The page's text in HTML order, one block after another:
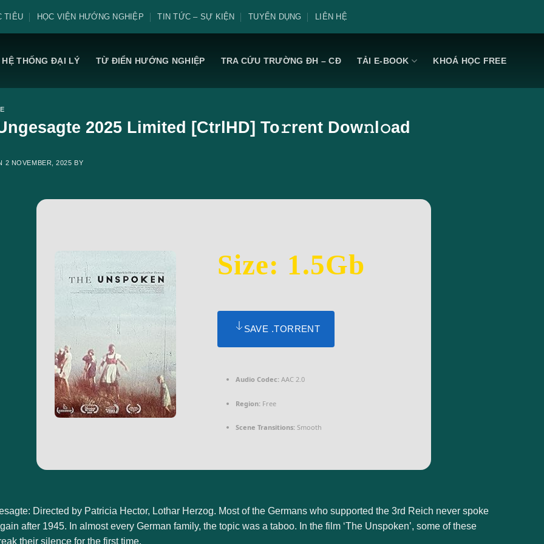
TIÊU HỌC VIỆN HƯỚNG NGHIỆP TIN TỨC – SỰ KIỆN TUYỂN DỤNG LIÊN HỆ
HỆ THỐNG ĐẠI LÝ TỪ ĐIỂN HƯỚNG NGHIỆP TRA CỨU TRƯỜNG ĐH – CĐ TẢI E-BOOK KHOÁ HỌC FREE
2025 Limited [CtrlHD] To𝚛rent Dow𝚗l𝚘ad
2 NOVEMBER, 2025 BY
Size: 1.5Gb
SAVE .TORRENT
Audio Codec:AAC 2.0
Region:Free
Scene Transitions:Smooth
Directed by Patricia Hector, Lothar Herzog. Most of the Germans who supported the 3rd Reich never spoke
after 1945. In almost every German family, the topic was a taboo. In the film ‘The Unspoken’, some of these
their silence for the first time.